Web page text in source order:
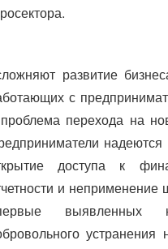
развитие
с
перехода на
надеются
доступа к
и
выявленных